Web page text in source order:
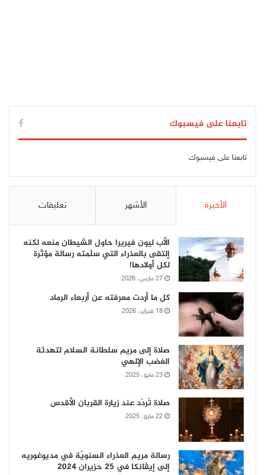
تابعنا على فيسبوك
تابعنا على فيسبوك
الأخيرة الأشهر تعليقات
الأب ليون فيريرا حاول الشيطان منعه لكنه
إلتقى بالعذراء التي سلّمته رسالة مؤثّرة
لكل أولادها!
27 مارس، 2026
كل ما أردت معرفته عن أربعاء الرماد
18 فبراير، 2026
صلاة إلى مريم سلطانة السلام لتهدئة
الغضب الإلهي
23 مايو، 2025
صلاة تُردّد عند زيارة القربان الأقدس
22 مايو، 2025
رسالة مريم العذراء السنويّة في مديوغوريه
إلى إيڤانكا في 25 حزيران 2024